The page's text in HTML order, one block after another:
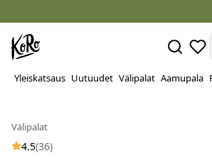
Yleiskatsaus Uutuudet Välipalat Aamupala
Välipalat
4.5(36)